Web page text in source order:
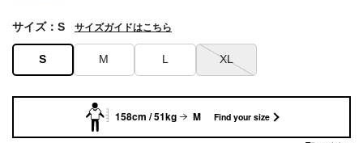
S M L XL
サイズ：S サイズガイドはこちら
158cm / 51kg M Find your size